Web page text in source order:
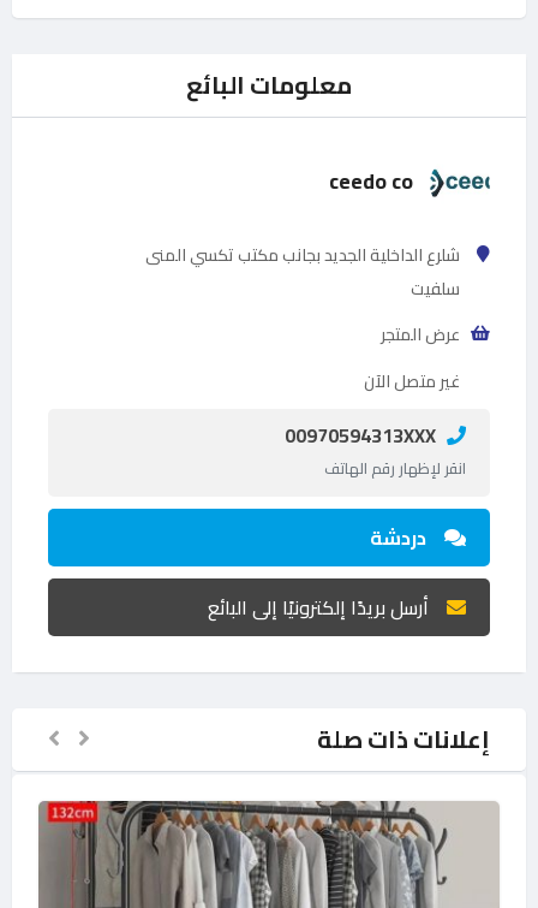
معلومات البائع
ceedo co
شلرع الداخلية الجديد بجانب مكتب تكسي المنى
سلفيت
عرض المتجر
غير متصل الآن
00970594313XXX
انقر لإظهار رقم الهاتف
دردشة
أرسل بريدًا إلكترونيًا إلى البائع
إعلانات ذات صلة